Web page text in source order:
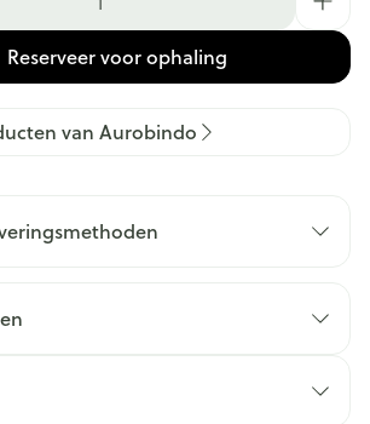
Reserveervoor ophaling
van Aurobindo